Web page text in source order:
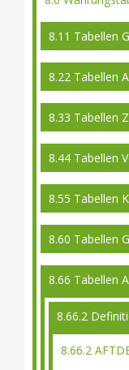
8.11 Tabellen
8.22 Tabellen
8.33 Tabellen
8.44 Tabellen
8.55 Tabellen
8.60 Tabellen
8.66 Tabellen
8.66.2
8.66.2